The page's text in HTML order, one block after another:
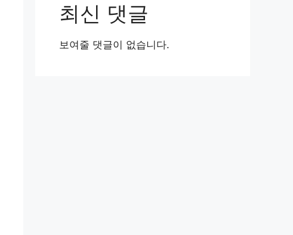
최신 댓글
보여줄 댓글이 없습니다.